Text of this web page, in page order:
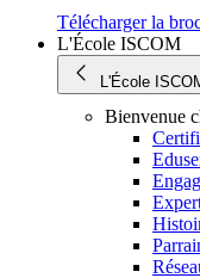
Télécharger la
L'École ISCOM
L'École
Bienvenue